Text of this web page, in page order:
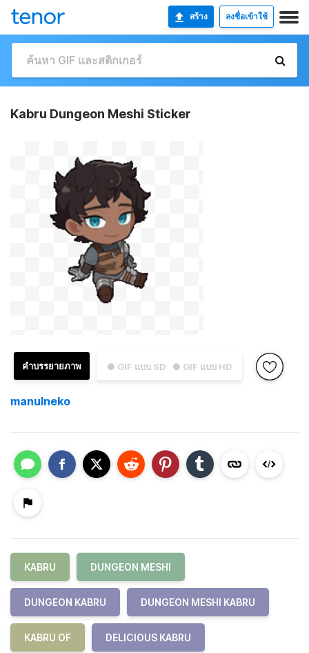
สร้าง ลงชื่อเข้าใช้
Kabru Dungeon Meshi Sticker
● GIF แบบ SD ● GIF แบบ HD
คำบรรยายภาพ
manulneko
KABRU DUNGEON MESHI
DUNGEON KABRU DUNGEON MESHI KABRU
KABRU OF DELICIOUS KABRU